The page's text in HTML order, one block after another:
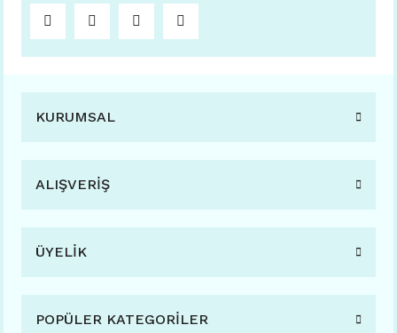
KURUMSAL
ALIŞVERİŞ
ÜYELİK
POPÜLER KATEGORİLER